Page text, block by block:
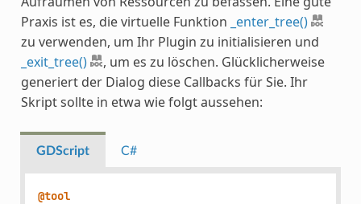
Praxis ist es, die virtuelle Funktion _enter_tree()
zu verwenden, um Ihr Plugin zu initialisieren und
_exit_tree()
, um es zu löschen. Glücklicherweise
generiert der Dialog diese Callbacks für Sie. Ihr
Skript sollte in etwa wie folgt aussehen:
GDScript C#
@tool